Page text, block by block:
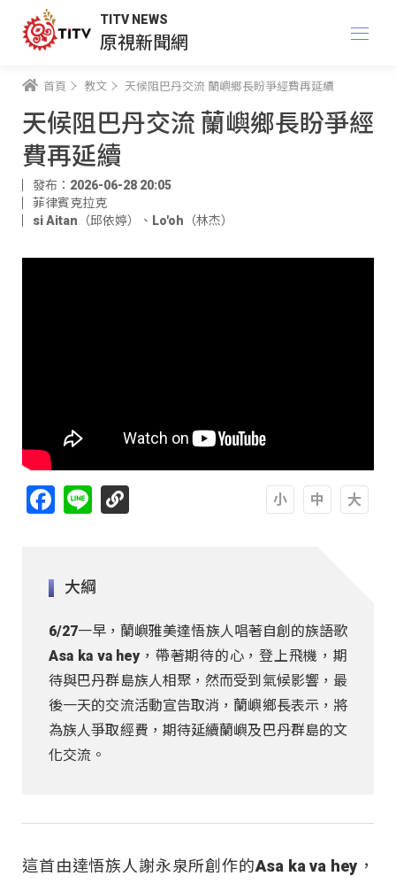
TITV NEWS
原視新聞網
首頁 教文 天候阻巴丹交流 蘭嶼鄉長盼爭經費再延續
天候阻巴丹交流 蘭嶼鄉長盼爭經
費再延續
發布：2026-06-28 20:05
菲律賓克拉克
si Aitan（邱依婷）
、 Lo'oh（林杰）
Facebook
Line
大綱
6/27一早，蘭嶼雅美達悟族人唱著自創的族語歌
Asa ka va hey，帶著期待的心，登上飛機，期
待與巴丹群島族人相聚，然而受到氣候影響，最
後一天的交流活動宣告取消，蘭嶼鄉長表示，將
為族人爭取經費，期待延續蘭嶼及巴丹群島的文
化交流。
這首由達悟族人謝永泉所創作的Asa ka va hey，